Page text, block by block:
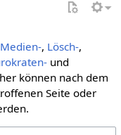
Medien-, Lösch-,
und
können nach dem
Seite oder